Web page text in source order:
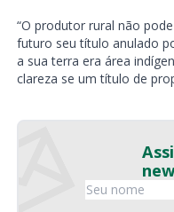
“O produtor rural não
futuro seu título anulado
a sua terra era área
clareza se um título de